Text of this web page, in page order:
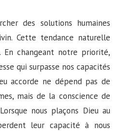
des solutions humaines
Cette tendance naturelle
En changeant notre priorité,
qui surpasse nos capacités
accorde ne dépend pas de
mais de la conscience de
nous plaçons Dieu au
leur capacité à nous